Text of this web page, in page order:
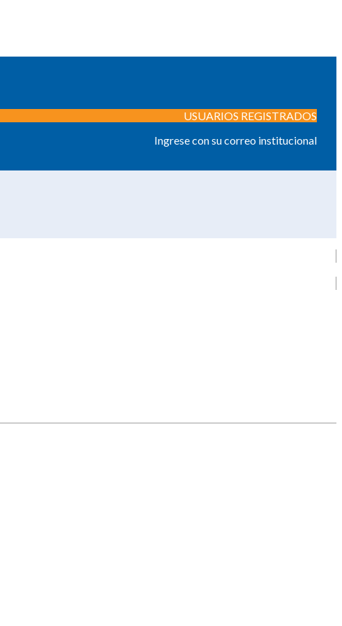
USUARIOS REGISTRADOS
Ingrese con su correo institucional